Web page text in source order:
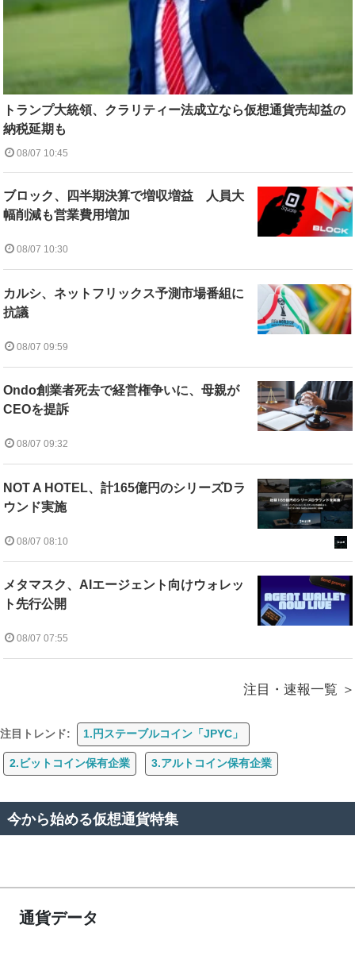
トランプ大統領、クラリティー法成立なら仮想通貨売却益の
納税延期も
08/07 10:45
ブロック、四半期決算で増収増益 人員大
幅削減も営業費用増加
08/07 10:30
カルシ、ネットフリックス予測市場番組に
抗議
08/07 09:59
Ondo創業者死去で経営権争いに、母親が
CEOを提訴
08/07 09:32
NOT A HOTEL、計165億円のシリーズDラ
ウンド実施
08/07 08:10
メタマスク、AIエージェント向けウォレッ
ト先行公開
08/07 07:55
注目・速報一覧
注目トレンド: 1.円ステーブルコイン「JPYC」
2.ビットコイン保有企業 3.アルトコイン保有企業
今から始める仮想通貨特集
通貨データ